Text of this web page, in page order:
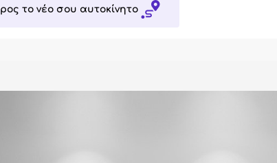
το νέο σου αυτοκίνητο